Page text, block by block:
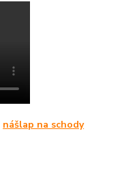
nášlap na schody